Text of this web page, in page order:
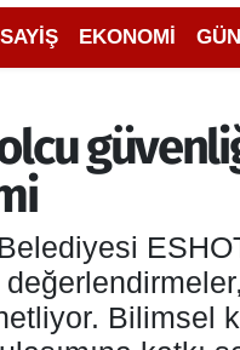
EKONOMİ
Bilimsel